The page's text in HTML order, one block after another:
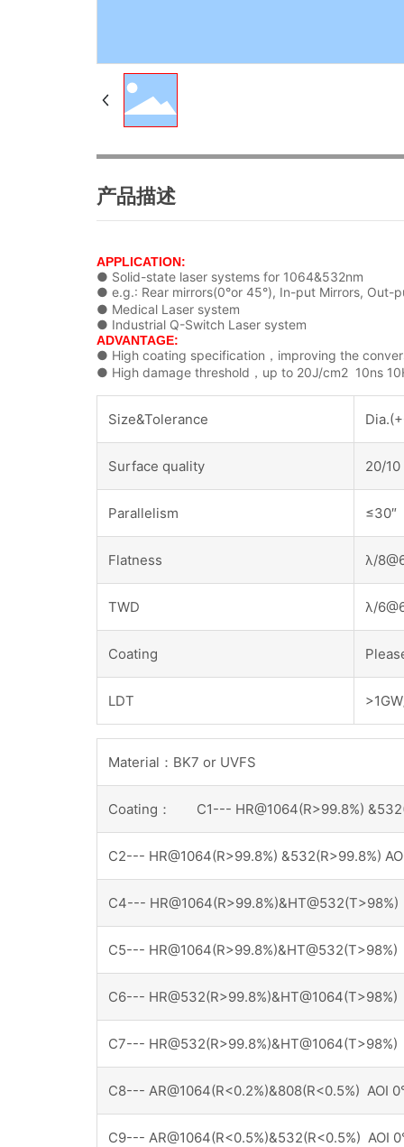
产品描述
APPLICATION:
● Solid-state laser systems for 1064&532nm
● e.g.: Rear mirrors(0°or 45°), In-put Mirrors, Out-
● Medical Laser system
● Industrial Q-Switch Laser system
ADVANTAGE:
● High coating specification，improving the
● High damage threshold，up to 20J/cm2 10ns
Size&Tolerance
Surface quality 20/10
Parallelism ≤30″
Flatness λ/
TWD λ/
Coating
LDT
Material：BK7 or UVFS
Coating： C1--- HR@1064(R>99.8%)
C2--- HR@1064(R>99.8%) &532(R>99.8%)
C4--- HR@1064(R>99.8%)&HT@532(T>98%)
C5--- HR@1064(R>99.8%)&HT@532(T>98%)
C6--- HR@532(R>99.8%)&HT@1064(T>98%)
C7--- HR@532(R>99.8%)&HT@1064(T>98%)
C8--- AR@1064(R<0.2%)&808(R<0.5%) AOI
C9--- AR@1064(R<0.5%)&532(R<0.5%) AOI